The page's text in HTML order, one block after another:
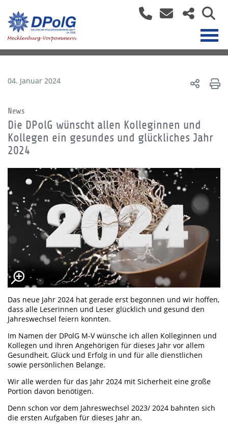
04. Januar 2024
News
Die DPolG wünscht allen Kolleginnen und
Kollegen ein gesundes und glückliches Jahr
2024
Das neue Jahr 2024 hat gerade erst begonnen und wir hoffen,
dass alle Leserinnen und Leser glücklich und gesund den
Jahreswechsel feiern konnten.
Im Namen der DPolG M-V wünsche ich allen Kolleginnen und
Kollegen und ihren Angehörigen für dieses Jahr vor allem
Gesundheit, Glück und Erfolg in und für alle dienstlichen
sowie persönlichen Belange.
Wir alle werden für das Jahr 2024 mit Sicherheit eine große
Portion davon benötigen.
Denn schon vor dem Jahreswechsel 2023/ 2024 bahnten sich
die ersten Aufgaben für dieses Jahr an.